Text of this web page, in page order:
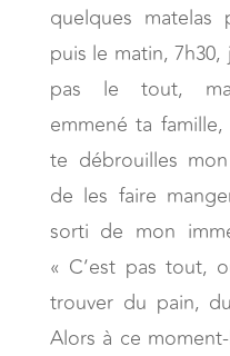
quelques
puis le matin,
pas le tout,
emmené ta
te débrouilles
de les faire
sorti de mon
« C’est pas tout,
trouver du pain,
Alors à ce